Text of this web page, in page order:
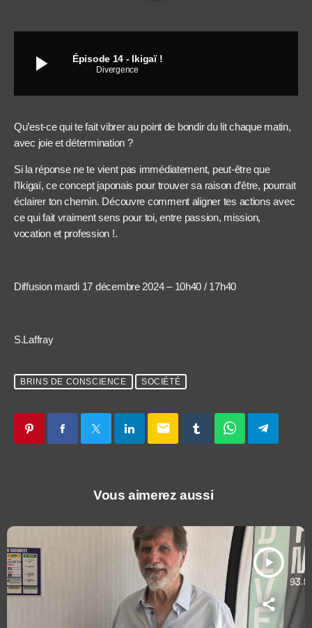
play_arrow Épisode 14 - Ikigaï !
Divergence
Qu’est-ce qui te fait vibrer au point de bondir du lit chaque matin,
avec joie et détermination ?
Si la réponse ne te vient pas immédiatement, peut-être que
l’Ikigaï, ce concept japonais pour trouver sa raison d’être, pourrait
éclairer ton chemin. Découvre comment aligner tes actions avec
ce qui fait vraiment sens pour toi, entre passion, mission,
vocation et profession !.
Diffusion mardi 17 décembre 2024 – 10h40 / 17h40
S.Laffray
BRINS DE CONSCIENCE SOCIÉTÉ
email
Vous aimerez aussi
play_arrow